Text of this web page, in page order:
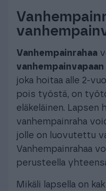
Vanhempainrahaa
vanhempainvapaan
joka hoitaa alle 2-
pois työstä, on
eläkeläinen. Lapsen
vanhempainraha
jolle on luovutettu
Vanhempainrahaa
perusteella
Mikäli lapsella on